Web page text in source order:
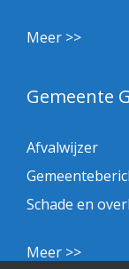
Meer >>
Gemeente
Afvalwijzer
Schade en
Meer >>